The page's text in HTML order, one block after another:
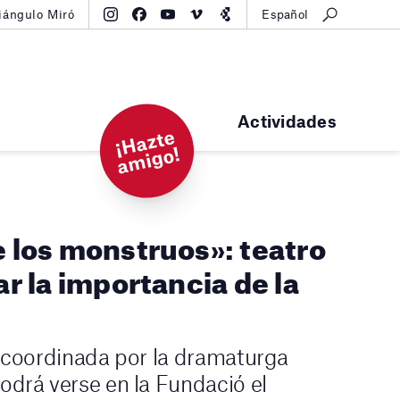
Actividades
Miró Español
¡
H
a
zt
e
a
mi
g
o!
los monstruos»: teatro
la importancia de la
por la dramaturga
verse en la Fundació el